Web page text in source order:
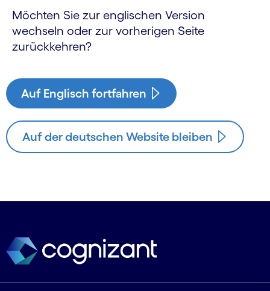
Möchten Sie zur englischen Version
wechseln oder zur vorherigen Seite
zurückkehren?
Auf Englisch fortfahren
Auf der deutschen Website bleiben